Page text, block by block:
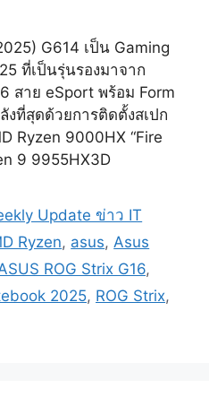
G614 เป็น Gaming
ที่เป็นรุ่นรองมาจาก
สาย eSport พร้อม Form
งที่สุดด้วยการติดตั้งสเปก
Ryzen 9000HX “Fire
9 9955HX3D
Update ข่าว IT
Ryzen, asus, Asus
ROG Strix G16,
2025, ROG Strix,